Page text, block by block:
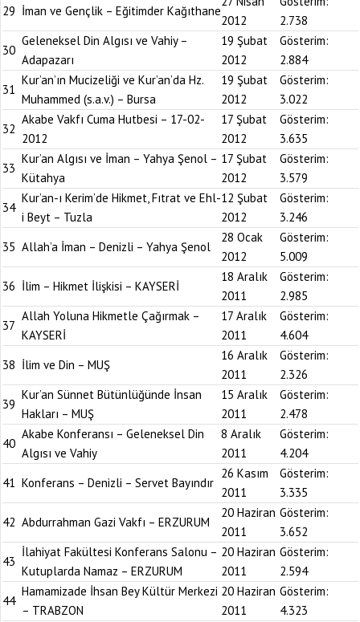
29 İman ve Gençlik – Eğitimder Kağıthane
2012
2.738
30
Geleneksel Din Algısı ve Vahiy –
Adapazarı
19 Şubat
2012
Gösterim:
2.884
31
Kur’an’ın Mucizeliği ve Kur’an’da Hz.
Muhammed (s.a.v.) – Bursa
19 Şubat
2012
Gösterim:
3.022
32
Akabe Vakfı Cuma Hutbesi – 17-02-
2012
17 Şubat
2012
Gösterim:
3.635
33
Kur’an Algısı ve İman – Yahya Şenol –
Kütahya
17 Şubat
2012
Gösterim:
3.579
34
Kur’an-ı Kerim’de Hikmet, Fıtrat ve Ehl-
i Beyt – Tuzla
12 Şubat
2012
Gösterim:
3.246
35 Allah’a İman – Denizli – Yahya Şenol
28 Ocak
2012
Gösterim:
5.009
36 İlim – Hikmet İlişkisi – KAYSERİ
18 Aralık
2011
Gösterim:
2.985
37
Allah Yoluna Hikmetle Çağırmak –
KAYSERİ
17 Aralık
2011
Gösterim:
4.604
38 İlim ve Din – MUŞ
16 Aralık
2011
Gösterim:
2.326
39
Kur’an Sünnet Bütünlüğünde İnsan
Hakları – MUŞ
15 Aralık
2011
Gösterim:
2.478
40
Akabe Konferansı – Geleneksel Din
Algısı ve Vahiy
8 Aralık
2011
Gösterim:
4.204
41 Konferans – Denizli – Servet Bayındır
26 Kasım
2011
Gösterim:
3.335
42 Abdurrahman Gazi Vakfı – ERZURUM
20 Haziran
2011
Gösterim:
3.652
43
İlahiyat Fakültesi Konferans Salonu –
Kutuplarda Namaz – ERZURUM
20 Haziran
2011
Gösterim:
2.594
44
Hamamizade İhsan Bey Kültür Merkezi
– TRABZON
20 Haziran
2011
Gösterim:
4.323